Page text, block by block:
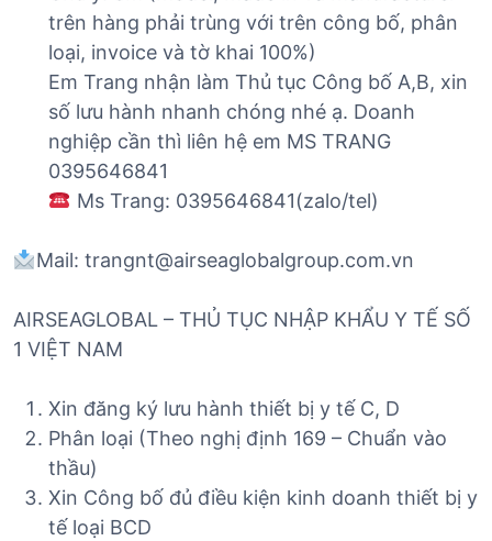
trên hàng phải trùng với trên công bố, phân
loại, invoice và tờ khai 100%)
Em Trang nhận làm Thủ tục Công bố A,B, xin
số lưu hành nhanh chóng nhé ạ. Doanh
nghiệp cần thì liên hệ em MS TRANG
0395646841
Ms Trang: 0395646841(zalo/tel)
Mail: trangnt@airseaglobalgroup.com.vn
AIRSEAGLOBAL – THỦ TỤC NHẬP KHẨU Y TẾ SỐ
1 VIỆT NAM
Xin đăng ký lưu hành thiết bị y tế C, D
Phân loại (Theo nghị định 169 – Chuẩn vào
thầu)
Xin Công bố đủ điều kiện kinh doanh thiết bị y
tế loại BCD